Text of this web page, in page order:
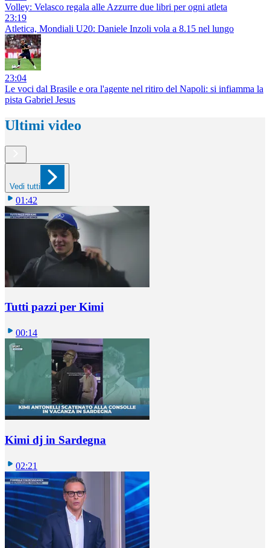
Volley: Velasco regala alle Azzurre due libri per ogni atleta
23:19
Atletica, Mondiali U20: Daniele Inzoli vola a 8.15 nel lungo
23:04
Le voci dal Brasile e ora l'agente nel ritiro del Napoli: si infiamma la
pista Gabriel Jesus
Ultimi video
Vedi tutti
01:42
Tutti pazzi per Kimi
00:14
Kimi dj in Sardegna
02:21